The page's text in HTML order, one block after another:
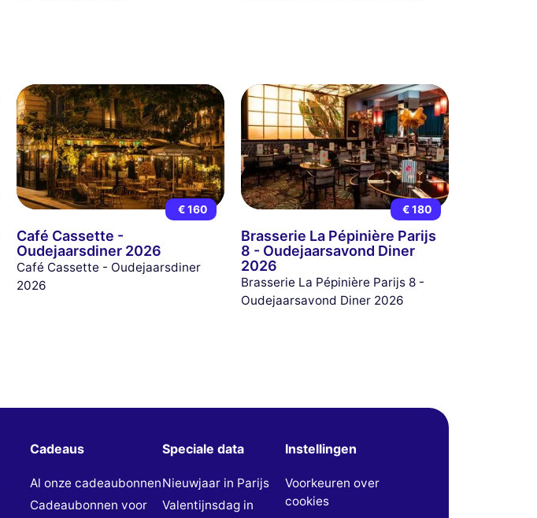
€ 160
Café Cassette -
Oudejaarsdiner 2026
Café Cassette - Oudejaarsdiner
2026
€ 180
Brasserie La Pépinière Parijs
8 - Oudejaarsavond Diner
2026
Brasserie La Pépinière Parijs 8 -
Oudejaarsavond Diner 2026
Cadeaus
Al onze cadeaubonnen
Cadeaubonnen voor
Speciale data
Nieuwjaar in Parijs
Valentijnsdag in
Instellingen
Voorkeuren over
cookies